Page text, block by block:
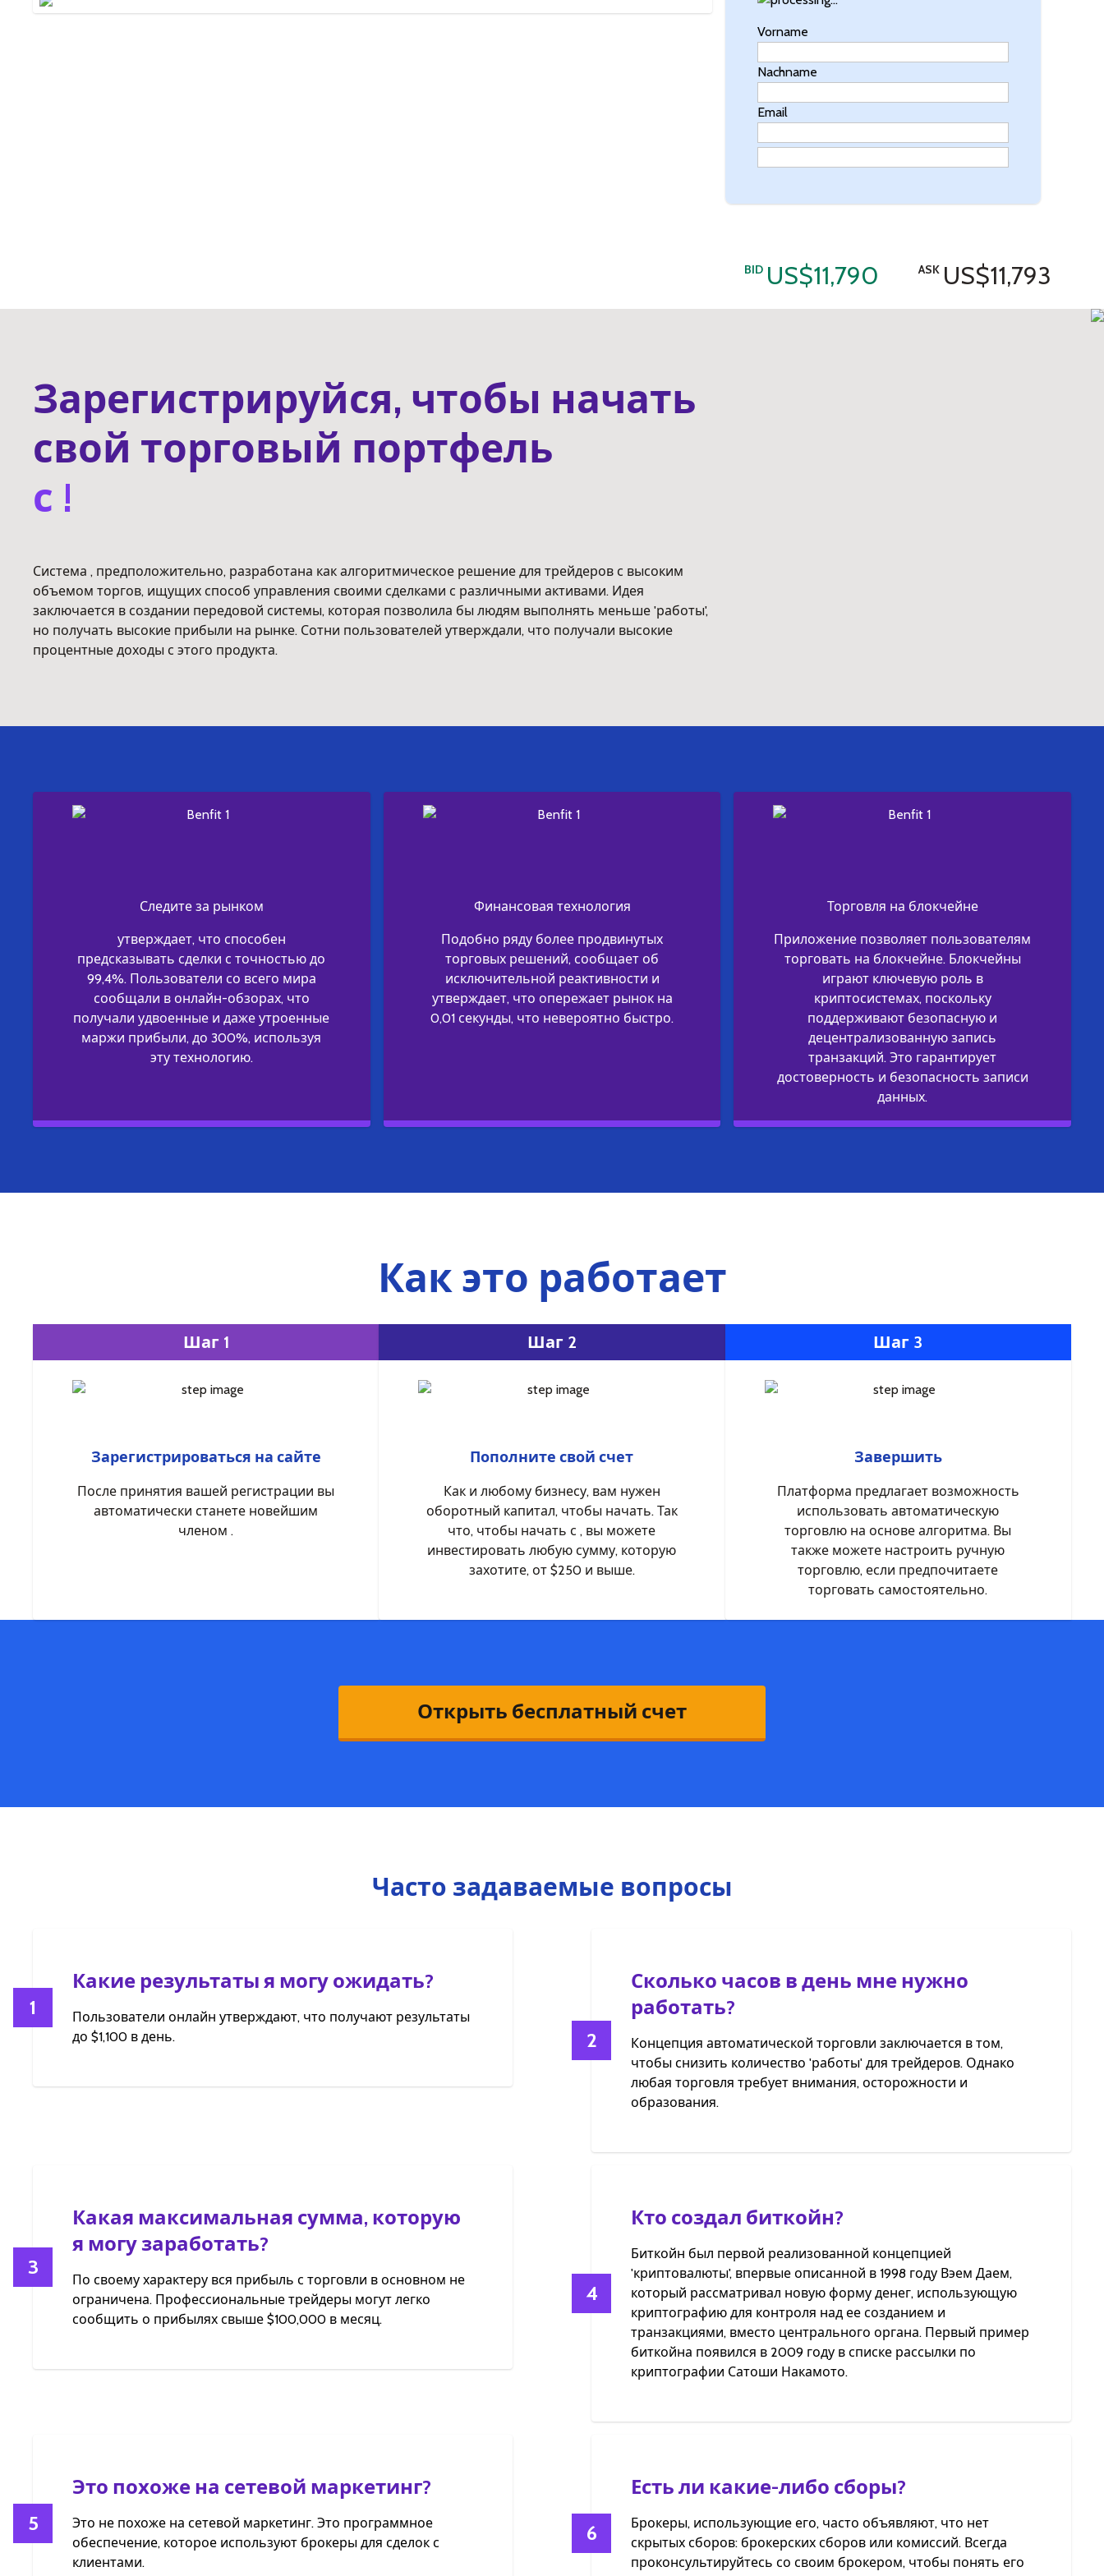
Vorname
Nachname
Email
BID US$11,790 ASK US$11,793
Зарегистрируйся, чтобы начать
свой торговый портфель
с !
Система , предположительно, разработана как алгоритмическое решение для трейдеров с высоким
объемом торгов, ищущих способ управления своими сделками с различными активами. Идея
заключается в создании передовой системы, которая позволила бы людям выполнять меньше 'работы',
но получать высокие прибыли на рынке. Сотни пользователей утверждали, что получали высокие
процентные доходы с этого продукта.
Следите за рынком
утверждает, что способен
предсказывать сделки с точностью до
99,4%. Пользователи со всего мира
сообщали в онлайн-обзорах, что
получали удвоенные и даже утроенные
маржи прибыли, до 300%, используя
эту технологию.
Финансовая технология
Подобно ряду более продвинутых
торговых решений, сообщает об
исключительной реактивности и
утверждает, что опережает рынок на
0,01 секунды, что невероятно быстро.
Торговля на блокчейне
Приложение позволяет пользователям
торговать на блокчейне. Блокчейны
играют ключевую роль в
криптосистемах, поскольку
поддерживают безопасную и
децентрализованную запись
транзакций. Это гарантирует
достоверность и безопасность записи
данных.
Как это работает
Шаг 1
Зарегистрироваться на сайте
После принятия вашей регистрации вы
автоматически станете новейшим
членом .
Шаг 2
Пополните свой счет
Как и любому бизнесу, вам нужен
оборотный капитал, чтобы начать. Так
что, чтобы начать с , вы можете
инвестировать любую сумму, которую
захотите, от $250 и выше.
Шаг 3
Завершить
Платформа предлагает возможность
использовать автоматическую
торговлю на основе алгоритма. Вы
также можете настроить ручную
торговлю, если предпочитаете
торговать самостоятельно.
Открыть бесплатный счет
Часто задаваемые вопросы
1
Какие результаты я могу ожидать?
Пользователи онлайн утверждают, что получают результаты
до $1,100 в день.
2
Сколько часов в день мне нужно
работать?
Концепция автоматической торговли заключается в том,
чтобы снизить количество 'работы' для трейдеров. Однако
любая торговля требует внимания, осторожности и
образования.
3
Какая максимальная сумма, которую
я могу заработать?
По своему характеру вся прибыль с торговли в основном не
ограничена. Профессиональные трейдеры могут легко
сообщить о прибылях свыше $100,000 в месяц.
4
Кто создал биткойн?
Биткойн был первой реализованной концепцией
'криптовалюты', впервые описанной в 1998 году Вэем Даем,
который рассматривал новую форму денег, использующую
криптографию для контроля над ее созданием и
транзакциями, вместо центрального органа. Первый пример
биткойна появился в 2009 году в списке рассылки по
криптографии Сатоши Накамото.
5
Это похоже на сетевой маркетинг?
Это не похоже на сетевой маркетинг. Это программное
обеспечение, которое используют брокеры для сделок с
клиентами.
6
Есть ли какие-либо сборы?
Брокеры, использующие его, часто объявляют, что нет
скрытых сборов: брокерских сборов или комиссий. Всегда
проконсультируйтесь со своим брокером, чтобы понять его